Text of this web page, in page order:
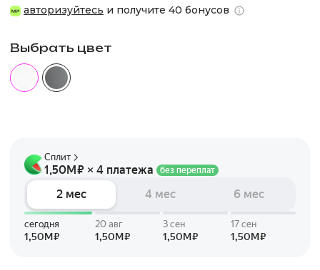
авторизуйтесь и получите 40 бонусов
Выбрать цвет